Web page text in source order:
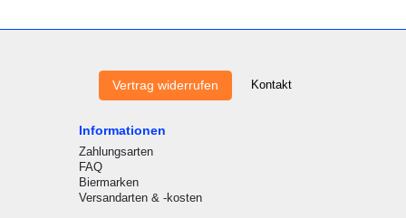
Vertrag widerrufen Kontakt
Informationen
Zahlungsarten
FAQ
Biermarken
Versandarten & -kosten